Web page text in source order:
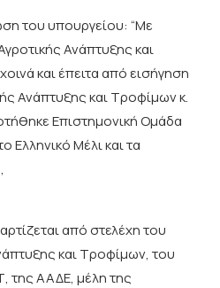
του υπουργείου: “Με
Ανάπτυξης και
και έπειτα από εισήγηση
Ανάπτυξης και Τροφίμων κ.
Επιστημονική Ομάδα
Ελληνικό Μέλι και τα
από στελέχη του
και Τροφίμων, του
της ΑΑΔΕ, μέλη της